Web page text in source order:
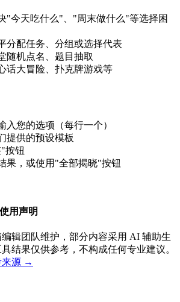
"今天吃什么"、"周末做什么"等选择困
分配任务、分组或选择代表
随机点名、题目抽取
话大冒险、扑克牌游戏等
入您的选项（每行一个）
提供的预设模板
按钮
果，或使用"全部揭晓"按钮
用声明
辑团队维护，部分内容采用 AI 辅助生
结果仅供参考，不构成任何专业建议。
来源 →